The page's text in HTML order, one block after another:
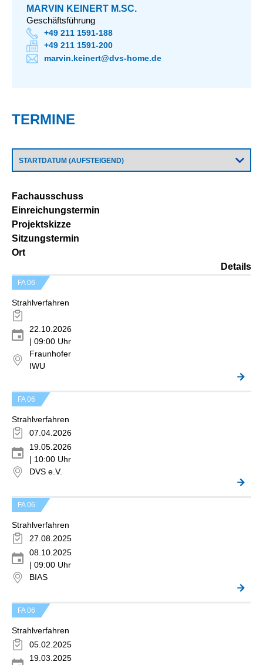
MARVIN KEINERT M.SC.
Geschäftsführung
+49 211 1591-188
+49 211 1591-200
marvin.keinert@dvs-home.de
TERMINE
Fachausschuss
Einreichungstermin
Projektskizze
Sitzungstermin
Ort
Details
FA 06
Strahlverfahren
22.10.2026
| 09:00 Uhr
Fraunhofer
IWU
FA 06
Strahlverfahren
07.04.2026
19.05.2026
| 10:00 Uhr
DVS e.V.
FA 06
Strahlverfahren
27.08.2025
08.10.2025
| 09:00 Uhr
BIAS
FA 06
Strahlverfahren
05.02.2025
19.03.2025